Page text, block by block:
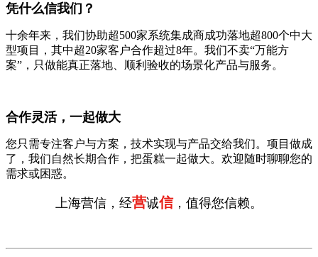
凭什么信我们？
十余年来，我们协助超500家系统集成商成功落地超800个中大
型项目，其中超20家客户合作超过8年。我们不卖“万能方
案”，只做能真正落地、顺利验收的场景化产品与服务。
合作灵活，一起做大
您只需专注客户与方案，技术实现与产品交给我们。项目做成
了，我们自然长期合作，把蛋糕一起做大。欢迎随时聊聊您的
需求或困惑。
上海营信，经营诚信，值得您信赖。